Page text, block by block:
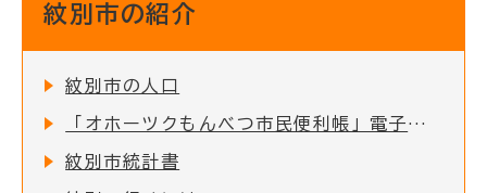
紋別市の紹介
紋別市の人口
「オホーツクもんべつ市民便利帳」電子書籍版の公開について
紋別市統計書